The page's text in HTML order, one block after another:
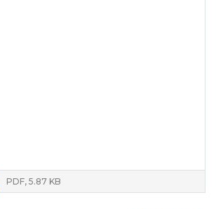
PDF, 5.87 KB